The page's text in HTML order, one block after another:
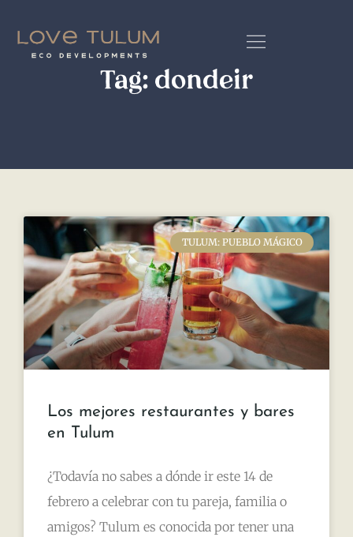
Tag: dondeir
TULUM: PUEBLO MÁGICO
Los mejores restaurantes y bares
en Tulum
¿Todavía no sabes a dónde ir este 14 de
febrero a celebrar con tu pareja, familia o
amigos? Tulum es conocida por tener una